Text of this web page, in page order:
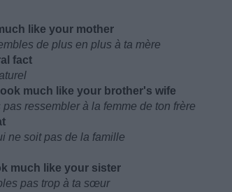
like your mother
de plus en plus à ta mère
fact
much like your brother's wife
ressembler à la femme de ton frère
ne soit pas de la famille
much like your sister
pas trop à ta sœur